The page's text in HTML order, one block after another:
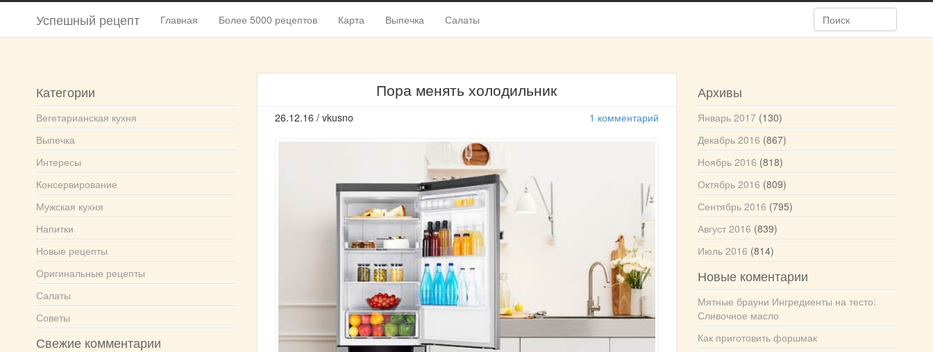
Успешный рецепт Главная Более 5000 рецептов Карта Выпечка Салаты
Пора менять холодильник
1 комментарий
26.12.16 / vkusno
Категории
Вегетарианская кухня
Выпечка
Интересы
Консервирование
Мужская кухня
Напитки
Новые рецепты
Оригинальные рецепты
Салаты
Советы
Свежие комментарии
Архивы
Январь 2017(130)
Декабрь 2016 (867)
Ноябрь 2016 (818)
Октябрь 2016 (809)
Сентябрь 2016 (795)
Август 2016 (839)
Июль 2016 (814)
Новые коментарии
Мятные брауни Ингредиенты на тесто:
Сливочное масло
Как приготовить форшмак